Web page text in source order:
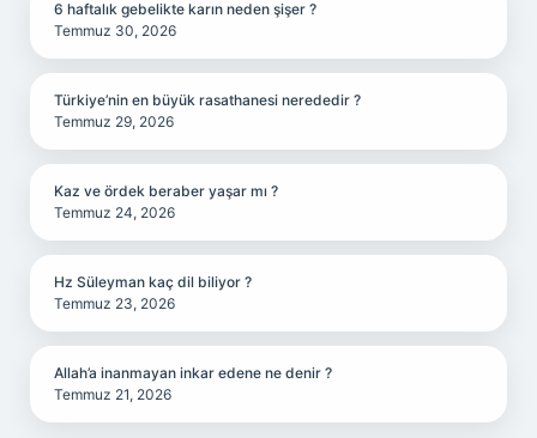
6 haftalık gebelikte karın neden şişer ?
Temmuz 30, 2026
Türkiye’nin en büyük rasathanesi nerededir ?
Temmuz 29, 2026
Kaz ve ördek beraber yaşar mı ?
Temmuz 24, 2026
Hz Süleyman kaç dil biliyor ?
Temmuz 23, 2026
Allah’a inanmayan inkar edene ne denir ?
Temmuz 21, 2026